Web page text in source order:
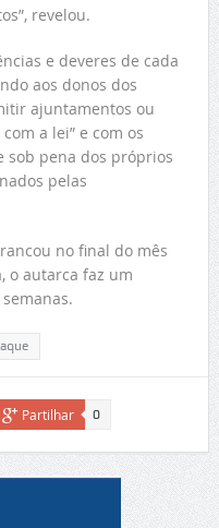
revelou.
e deveres de cada
aos donos dos
ajuntamentos ou
a lei” e com os
sob pena dos próprios
pelas
no final do mês
o autarca faz um
Partilhar 0